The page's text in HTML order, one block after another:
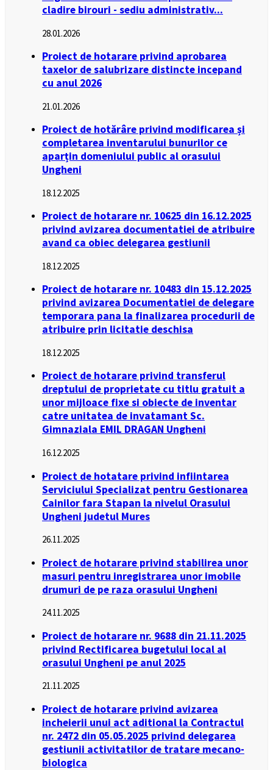
cladire birouri - sediu administrativ...
28.01.2026
Proiect de hotarare privind aprobarea
taxelor de salubrizare distincte incepand
cu anul 2026
21.01.2026
Proiect de hotărâre privind modificarea și
completarea inventarului bunurilor ce
aparțin domeniului public al orasului
Ungheni
18.12.2025
Proiect de hotarare nr. 10625 din 16.12.2025
privind avizarea documentatiei de atribuire
avand ca obiec delegarea gestiunii
18.12.2025
Proiect de hotarare nr. 10483 din 15.12.2025
privind avizarea Documentatiei de delegare
temporara pana la finalizarea procedurii de
atribuire prin licitatie deschisa
18.12.2025
Proiect de hotarare privind transferul
dreptului de proprietate cu titlu gratuit a
unor mijloace fixe si obiecte de inventar
catre unitatea de invatamant Sc.
Gimnaziala EMIL DRAGAN Ungheni
16.12.2025
Proiect de hotatare privind infiintarea
Serviciului Specializat pentru Gestionarea
Cainilor fara Stapan la nivelul Orasului
Ungheni judetul Mures
26.11.2025
Proiect de hotarare privind stabilirea unor
masuri pentru inregistrarea unor imobile
drumuri de pe raza orasului Ungheni
24.11.2025
Proiect de hotarare nr. 9688 din 21.11.2025
privind Rectificarea bugetului local al
orasului Ungheni pe anul 2025
21.11.2025
Proiect de hotarare privind avizarea
incheierii unui act aditional la Contractul
nr. 2472 din 05.05.2025 privind delegarea
gestiunii activitatilor de tratare mecano-
biologica